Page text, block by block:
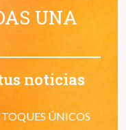
UNA
noticias
ÚNICOS